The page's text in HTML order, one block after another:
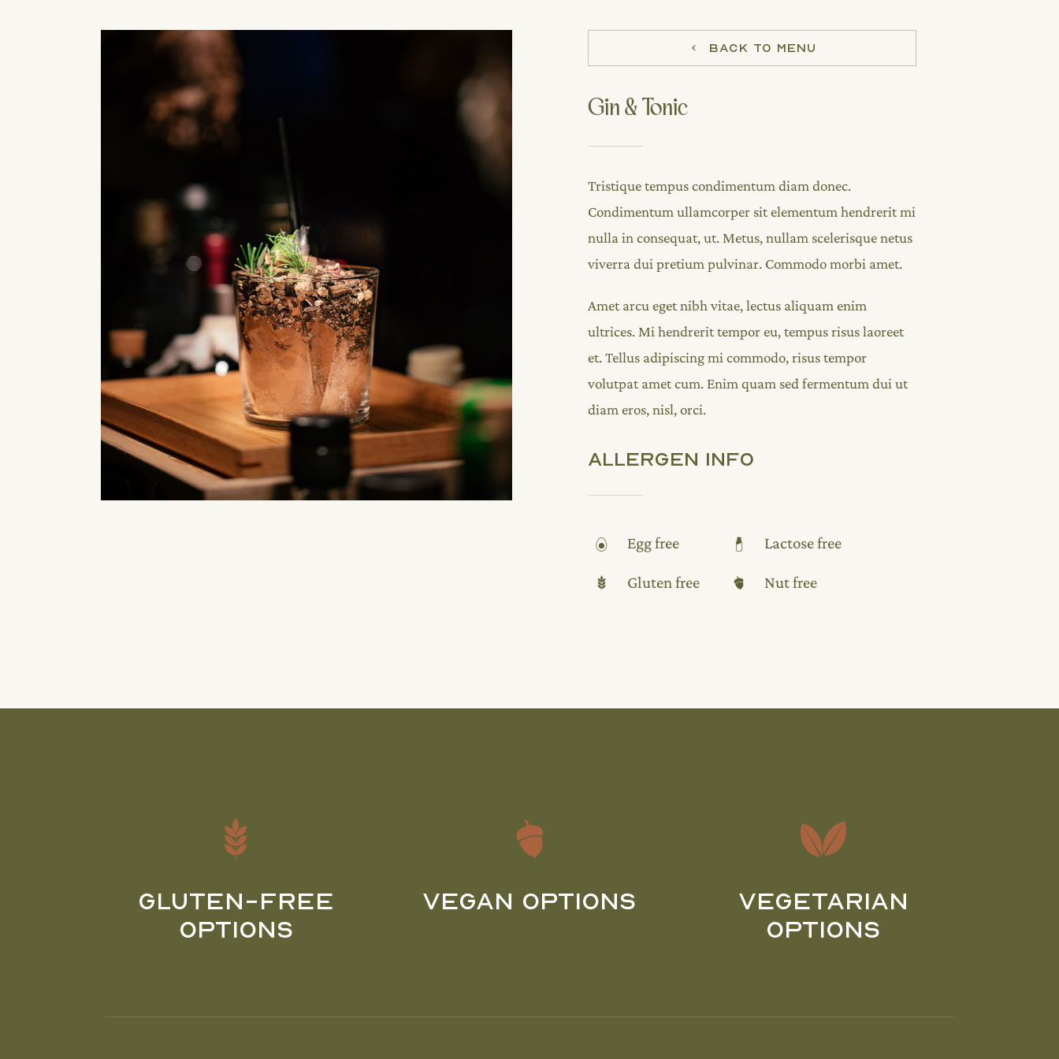
BACK TO MENU
Gin & Tonic
Tristique tempus condimentum diam donec.
Condimentum ullamcorper sit elementum hendrerit mi
nulla in consequat, ut. Metus, nullam scelerisque netus
viverra dui pretium pulvinar. Commodo morbi amet.
Amet arcu eget nibh vitae, lectus aliquam enim
ultrices. Mi hendrerit tempor eu, tempus risus laoreet
et. Tellus adipiscing mi commodo, risus tempor
volutpat amet cum. Enim quam sed fermentum dui ut
diam eros, nisl, orci.
Allergen Info
Egg free
Gluten free
Lactose free
Nut free
Gluten-Free
Options
Vegan Options
Vegetarian
Options